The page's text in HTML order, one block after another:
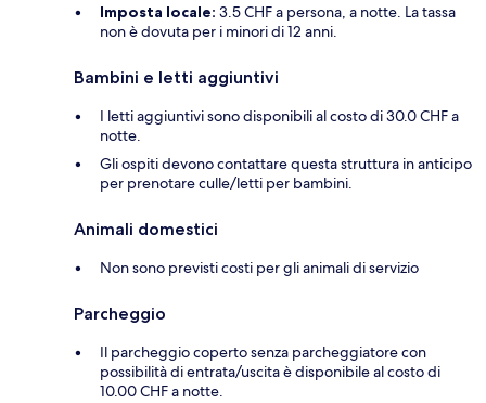
Imposta locale: 3.5 CHF a persona, a notte. La tassa
non è dovuta per i minori di 12 anni.
Bambini e letti aggiuntivi
I letti aggiuntivi sono disponibili al costo di 30.0 CHF a
notte.
Gli ospiti devono contattare questa struttura in anticipo
per prenotare culle/letti per bambini.
Animali domestici
Non sono previsti costi per gli animali di servizio
Parcheggio
Il parcheggio coperto senza parcheggiatore con
possibilità di entrata/uscita è disponibile al costo di
10.00 CHF a notte.